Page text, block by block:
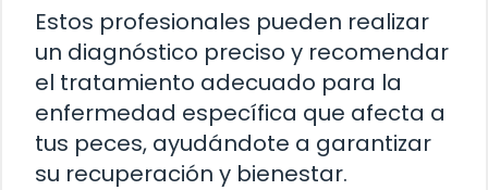
Estos profesionales pueden realizar
un diagnóstico preciso y recomendar
el tratamiento adecuado para la
enfermedad específica que afecta a
tus peces, ayudándote a garantizar
su recuperación y bienestar.